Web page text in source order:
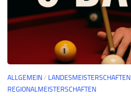
ALLGEMEIN/ LANDESMEISTERSCHAFTEN
REGIONALMEISTERSCHAFTEN